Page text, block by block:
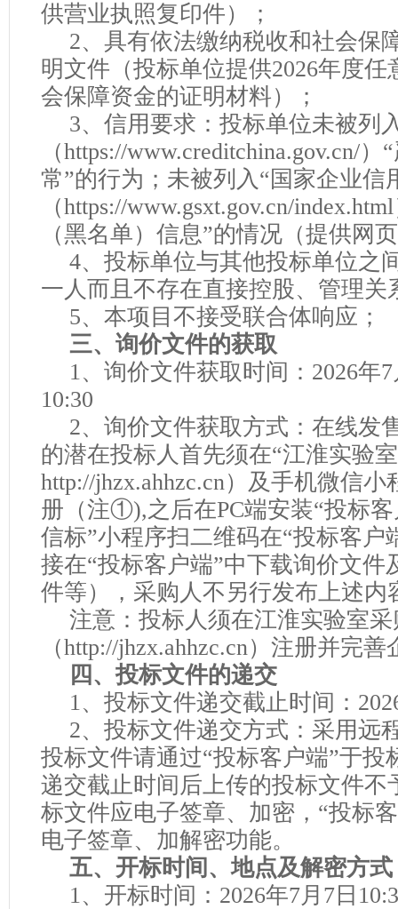
供营业执照复印件）；
2、具有依法缴纳税收和社会保
明文件（投标单位提供2026年度任
会保障资金的证明材料）；
3、信用要求：投标单位未被列
（https://www.creditchina.gov.cn/
常”的行为；未被列入“国家企业信
（https://www.gsxt.gov.cn/
（黑名单）信息”的情况（提供网
4、 投标单位与其他投标单位之
一人而且不存在直接控股、管理关
5、 本项目不接受联合体响应；
三、询价文件的获取
1、询价文件获取时间：2026年7
10:30
2、询价文件获取方式：在线发
的潜在投标人首先须在“江淮实验室
http://jhzx.ahhzc.cn）及手机微信
册（注①),之后在PC端安装“投标
信标”小程序扫二维码在“投标客户
接在“投标客户端”中下载询价文件
件等），采购人不另行发布上述内
注意：投标人须在江淮实验室
（http://jhzx.ahhzc.cn）注册并完
四、投标文件的递交
1、投标文件递交截止时间：202
2、投标文件递交方式：采用远
投标文件请通过“投标客户端”于投
递交截止时间后上传的投标文件不
标文件应电子签章、加密，“投标
电子签章、加解密功能。
五、开标时间、地点及解密方式
1、开标时间：2026年7月 7 日 10: